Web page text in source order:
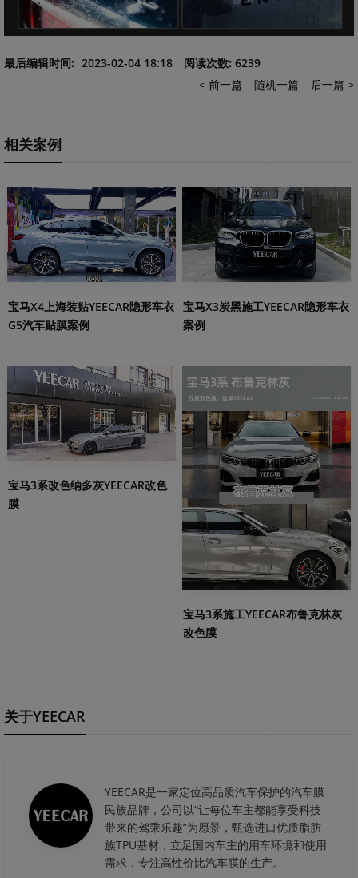
最后编辑时间: 2023-02-04 18:18 阅读次数:6239
< 前一篇
随机一篇 后一篇 >
相关案例
宝马X4上海装贴YEECAR隐形车衣
G5汽车贴膜案例
宝马X3炭黑施工YEECAR隐形车衣
案例
宝马3系改色纳多灰YEECAR改色
膜
宝马3系施工YEECAR布鲁克林灰
改色膜
关于YEECAR
YEECAR是一家定位高品质汽车保护的汽车膜
民族品牌，公司以“让每位车主都能享受科技
带来的驾乘乐趣”为愿景，甄选进口优质脂肪
族TPU基材，立足国内车主的用车环境和使用
需求，专注高性价比汽车膜的生产。